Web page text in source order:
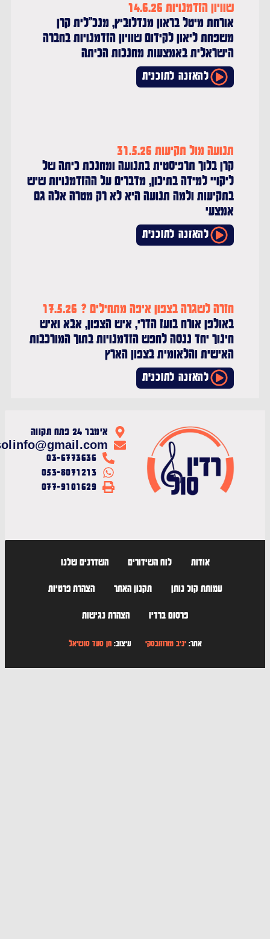
שוויון הזדמנויות 14.6.26
אורחת מיטל בראון מנדלוביץ, מנכ"לית קרן
משפחת ליאון לקידום שוויון הזדמנויות בחברה
הישראלית באמצעות מחנכות הכיתה
להאזנה לתוכנית
תנועה מול תקיעות 31.5.26
קרן בלוך תרפיסטית בתנועה ומחנכת כיתה של
ליקויי למידה בתיכון, מדברים על ההזדמנויות שיש
בתקיעות ולמה תנועה היא לא רק מטרה אלה גם
להאזנה לתוכנית
חזרה לשגרה בצפון איפה מתחילים ? 17.5.26
באולפן אורח בועז הדרי, איש הצפון, אבא ואיש
חינוך יחד ננסה לחפש הזדמנויות בתוך המורכבות
האישית והלאומית בצפון הארץ
להאזנה לתוכנית
אימבר 24 פתח תקווה
radiosolinfo@gmail.com
03-6773636
053-8071213
077-9101629
לוח השידורים השדרנים שלנו
עמותת קול נותן תקנון האתר הצהרת פרטיות
פרסום ברדיו הצהרת נגישות
יניב מורוזובסקיעיצוב:חן סעד סושיאל